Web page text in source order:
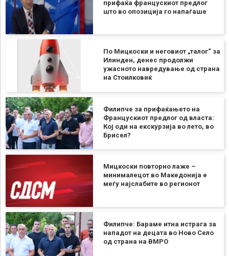
прифаќа францускиот предлог
што во опозиција го напаѓаше
По Мицкоски и неговиот „талог“ за
Илинден, денес продолжи
ужасното навредување од страна
на Стоилковиќ
Филипче за прифаќањето на
Францускиот предлог од власта:
Кој оди на екскурзија во лето, во
Брисел?
Мицкоски повторно лаже –
минималецот во Македонија е
меѓу најслабите во регионот
Филипче: Бараме итна истрага за
нападот на децата во Ново Село
од страна на ВМРО